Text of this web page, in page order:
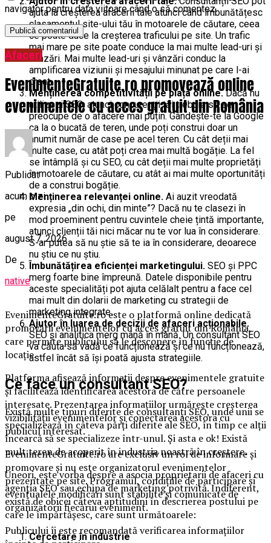
ajuta la creșterea afacerii tale atunci când îmbunătățesc
clasamentul site-ului tău în motoarele de căutare, ceea
ce poate duce la creșterea traficului pe site. Un trafic
mai mare pe site poate conduce la mai multe lead-uri și
vânzări. Mai multe lead-uri și vânzări conduc la
amplificarea viziunii și mesajului minunat pe care l-ai
creat.
Menținerea competitivității pe piața online.Dacă nu
utilizezi SEO, atunci concurenții tăi trebuie să se
preocupe de o afacere mai puțin. Gândește-te la Google
ca la o bucată de teren, unde poți construi doar un
anumit număr de case pe acel teren. Cu cât deții mai
multe case, cu atât poți crea mai multă bogăție. La fel
se întâmplă și cu SEO, cu cât deții mai multe proprietăți
în motoarele de căutare, cu atât ai mai multe oportunități
de a construi bogăție.
Menținerea relevanței online. Ai auzit vreodată
expresia „din ochi, din minte”? Dacă nu te clasezi în
mod proeminent pentru cuvintele cheie țintă importante,
atunci clienții tăi nici măcar nu te vor lua în considerare.
S-ar putea să nu știe să te ia în considerare, deoarece
nu știu ce nu știu.
Îmbunătățirea eficienței marketingului. SEO și PPC
merg foarte bine împreună. Datele disponibile pentru
aceste specialități pot ajuta celălalt pentru a face cel
mai mult din dolarii de marketing cu strategii de
marketing integrate.
Ajutor în luarea de decizii de afaceri acționabile.
SEO și analitica merg mână în mână. Un consultant SEO
va căuta să vadă ce funcționează și ce nu funcționează,
astfel încât să își poată ajusta strategiile.
Ce face un consultant SEO?
Există multe tipuri diferite de consultanți SEO, unde unii se
specializează în câteva părți diferite ale SEO, în timp ce alții
încearcă să se specializeze într-unul. Și asta e ok! Există
mult teren de acoperit în industria noastră în creștere.
Uneori, este vorba despre a asocia proprietarii de afaceri cu
agenția SEO sau echipa de marketing potrivită. Indiferent,
există de obicei câteva aptitudini în descrierea postului pe
care le împărtășesc, care sunt următoarele:
Cercetare în industrie
navigator pentru data viitoare când o să comentez.
Afaceri
EvenimenteGratuite.ro promovează online
evenimentele cu acces gratuit din România
Publicat
acum o zi
pe
august 7, 2026
De
native
EvenimenteGratuite.ro este o platformă online dedicată
promovării evenimentelor cu acces gratuit din România,
care permite publicului să le descopere în funcție de
locație.
Platforma afișează informații despre evenimentele gratuite
și facilitează identificarea acestora de către persoanele
interesate. Prezentarea informațiilor urmărește creșterea
vizibilității evenimentelor și conectarea acestora cu
publicul interesat.
EvenimenteGratuite.ro are exclusiv un rol de informare și
promovare și nu este organizatorul evenimentelor
prezentate pe site. Programul, condițiile de participare și
eventualele modificări sunt stabilite și comunicate de
organizatorii fiecărui eveniment.
Publicului îi este recomandată verificarea informațiilor